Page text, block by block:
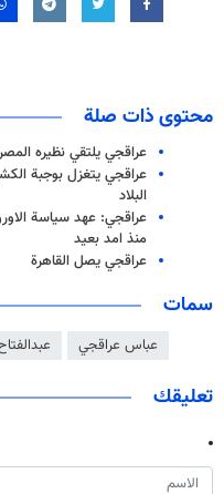
محتوى ذات صلة
عراقجي يلتقي نظيره
عراقجي یتغزل بوجبة
البلاد
عراقجي: عهد سياسة
منذ امد بعيد
عراقجي يصل القاهرة
سمات
عباس عراقجي
تعليقك